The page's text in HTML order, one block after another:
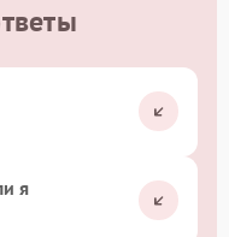
я